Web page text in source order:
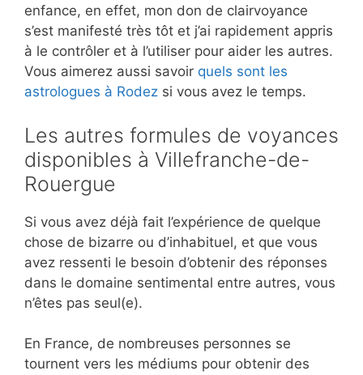
enfance, en effet, mon don de clairvoyance
s’est manifesté très tôt et j’ai rapidement appris
à le contrôler et à l’utiliser pour aider les autres.
Vous aimerez aussi savoir quels sont les
astrologues à Rodez si vous avez le temps.
Les autres formules de voyances
disponibles à Villefranche-de-
Rouergue
Si vous avez déjà fait l’expérience de quelque
chose de bizarre ou d’inhabituel, et que vous
avez ressenti le besoin d’obtenir des réponses
dans le domaine sentimental entre autres, vous
n’êtes pas seul(e).
En France, de nombreuses personnes se
tournent vers les médiums pour obtenir des